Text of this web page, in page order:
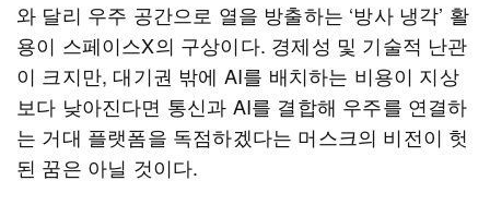
와 달리 우주 공간으로 열을 방출하는 ‘방사 냉각’ 활
용이 스페이스X의 구상이다. 경제성 및 기술적 난관
이 크지만, 대기권 밖에 AI를 배치하는 비용이 지상
보다 낮아진다면 통신과 AI를 결합해 우주를 연결하
는 거대 플랫폼을 독점하겠다는 머스크의 비전이 헛
된 꿈은 아닐 것이다.